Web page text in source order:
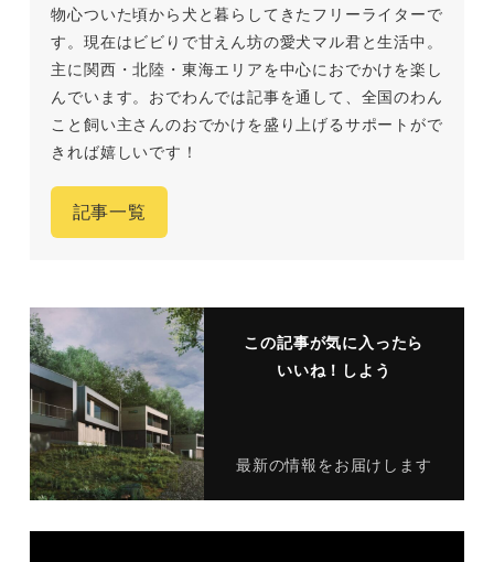
物心ついた頃から犬と暮らしてきたフリーライターで
す。現在はビビりで甘えん坊の愛犬マル君と生活中。
主に関西・北陸・東海エリアを中心におでかけを楽し
んでいます。おでわんでは記事を通して、全国のわん
こと飼い主さんのおでかけを盛り上げるサポートがで
きれば嬉しいです！
記事一覧
この記事が気に入ったら
いいね！しよう
最新の情報をお届けします